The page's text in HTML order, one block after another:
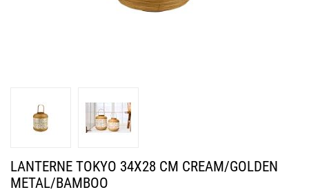
LANTERNE TOKYO 34X28 CM CREAM/GOLDEN
METAL/BAMBOO